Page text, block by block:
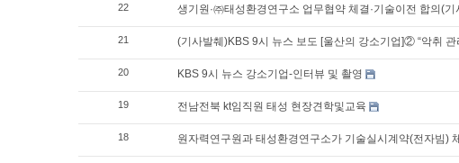
22 생기원·㈜태성환경연구소 업무협약 체결·기술이전 합의(기
21 (기사발췌)KBS 9시 뉴스 보도 [울산의 강소기업]② “악취
20 KBS 9시 뉴스 강소기업-인터뷰 및 촬영
19 전남전북 kt임직원 태성 현장견학및교육
18 원자력연구원과 태성환경연구소가 기술실시계약(전자빔)